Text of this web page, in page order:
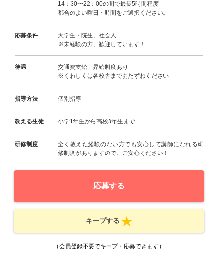
14：30〜22：00の間で最長5時間程度
都合のよい曜日・時間をご選択ください。
応募条件
大学生・院生、社会人
※未経験の方、歓迎しています！
待遇
交通費支給、昇給制度あり
※くわしくは各校舎までおたずねください
指導方法 個別指導
教える生徒 小学1年生から高校3年生まで
研修制度
全く教えた経験のない方でも安心して講師になれる研
修制度がありますので、ご安心ください！
応募する
キープする
（会員登録不要でキープ・応募できます）